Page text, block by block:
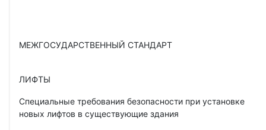
МЕЖГОСУДАРСТВЕННЫЙ СТАНДАРТ
ЛИФТЫ
Специальные требования безопасности при установке
новых лифтов в существующие здания